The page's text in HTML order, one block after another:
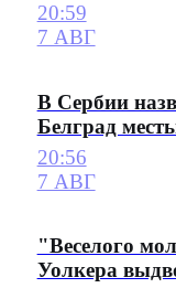
20:59
7 АВГ
В Сербии
Белград
20:56
7 АВГ
"Веселого
Уолкера